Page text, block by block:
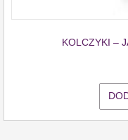
KOLCZYKI –